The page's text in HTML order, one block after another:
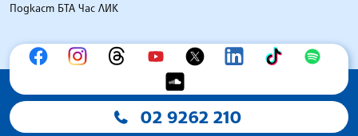
Подкаст БТА Час ЛИК
02 9262 210